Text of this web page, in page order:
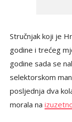
Stručnjak koji je
godine i trećeg
godine sada se
selektorskom
posljednja dva
morala na